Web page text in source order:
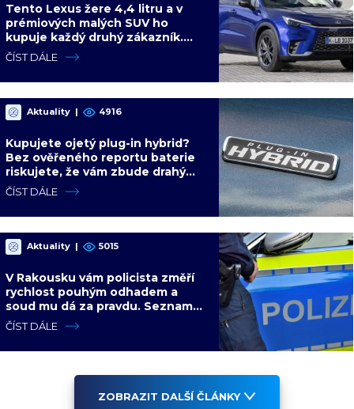
Tento Lexus žere 4,4 litru a v
prémiových malých SUV ho
kupuje každý druhý zákazník.
Konkurence jen přihlíží
ČÍST DÁLE
Aktuality | 4916
Kupujete ojetý plug-in hybrid?
Bez ověřeného reportu baterie
riskujete, že vám zbude drahý
spalovák
ČÍST DÁLE
Aktuality | 5015
V Rakousku vám policista změří
rychlost pouhým odhadem a
soud mu dá za pravdu. Seznam
podivných pravidel, která vás v EU
mohou stát tisíce
ČÍST DÁLE
ZOBRAZIT DALŠÍ ČLÁNKY